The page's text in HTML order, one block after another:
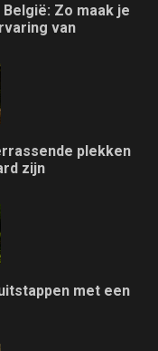
Zo maak je
van
plekken
zijn
met een